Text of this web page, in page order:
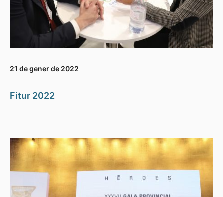
21 de gener de 2022
Fitur 2022